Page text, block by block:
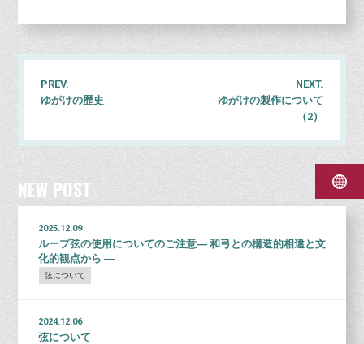
PREV.
ゆがけの歴史
NEXT.
ゆがけの製作について
（2）
NEW POST
2025.12.09
ループ弦の使用についてのご注意― 和弓との構造的相違と文
化的観点から ―
弦について
2024.12.06
弦について